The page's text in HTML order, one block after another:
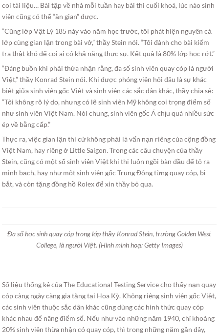
coi tài liệu… Bài tập về nhà mỗi tuần hay bài thi cuối khoá, lúc nào sinh
viên cũng có thể “ăn gian” được.
“Cũng lớp Vật Lý 185 này vào năm học trước, tôi phát hiện nguyên cả
lớp cùng gian lận trong bài vở,” thầy Stein nói. “Tôi đành cho bài kiểm
tra thật khó để coi ai có khả năng thực sự. Kết quả là 80% lớp học rớt.”
“Đáng buồn khi phải thừa nhận rằng, đa số sinh viên quay cóp là người
Việt,” thầy Konrad Stein nói. Khi được phóng viên hỏi đâu là sự khác
biệt giữa sinh viên gốc Việt và sinh viên các sắc dân khác, thầy chia sẻ:
“Tôi không rõ lý do, nhưng có lẽ sinh viên Mỹ không coi trọng điểm số
như sinh viên Việt Nam. Nói chung, sinh viên gốc Á chịu quá nhiều sức
ép về bằng cấp.”
Thực ra, việc gian lận thi cử không phải là vấn nạn riêng của cộng đồng
Việt Nam, hay riêng ở Little Saigon. Trong các câu chuyện của thầy
Stein, cũng có một số sinh viên Việt khi thi luôn ngồi bàn đầu để tỏ ra
minh bạch, hay như một sinh viên gốc Trung Đông từng quay cóp, bị
bắt, và còn tặng đồng hồ Rolex để xin thầy bỏ qua.
Đa số học sinh quay cóp trong lớp thầy Konrad Stein, trường Golden West
College, là người Việt. (Hình minh hoạ: Getty Images)
Số liệu thống kê của The Educational Testing Service cho thấy nạn quay
cóp càng ngày càng gia tăng tại Hoa Kỳ. Không riêng sinh viên gốc Việt,
các sinh viên thuộc sắc dân khác cũng dùng các hình thức quay cóp
khác nhau để nâng điểm số. Nếu như vào những năm 1940, chỉ khoảng
20% sinh viên thừa nhận có quay cóp, thì trong những năm gần đây,